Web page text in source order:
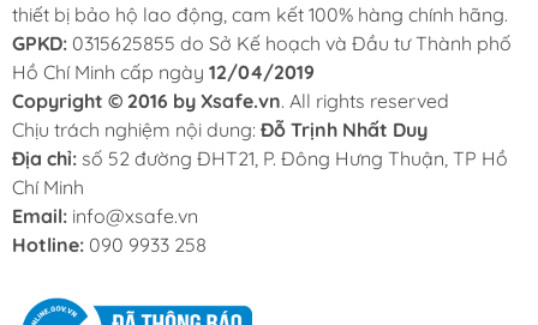
thiết bị bảo hộ lao động, cam kết 100% hàng chính hãng.
GPKD: 0315625855 do Sở Kế hoạch và Đầu tư Thành phố
Hồ Chí Minh cấp ngày 12/04/2019
Copyright © 2016 by Xsafe.vn. All rights reserved
Chịu trách nghiệm nội dung: Đỗ Trịnh Nhất Duy
Địa chỉ: số 52 đường ĐHT21, P. Đông Hưng Thuận, TP Hồ
Chí Minh
Email: info@xsafe.vn
Hotline: 090 9933 258